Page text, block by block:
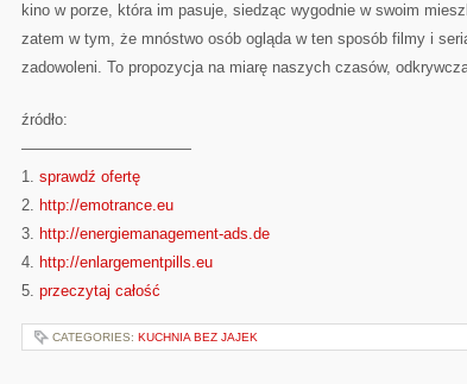
kino w porze, która im pasuje, siedząc wygodnie w swoim
zatem w tym, że mnóstwo osób ogląda w ten sposób filmy i
zadowoleni. To propozycja na miarę naszych czasów,
źródło:
———————————
1. sprawdź ofertę
2. http://emotrance.eu
3. http://energiemanagement-ads.de
4. http://enlargementpills.eu
5. przeczytaj całość
CATEGORIES: KUCHNIA BEZ JAJEK